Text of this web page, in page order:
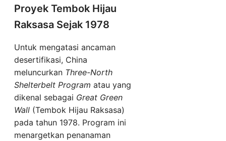
Proyek Tembok Hijau
Raksasa Sejak 1978
Untuk mengatasi ancaman
desertifikasi, China
meluncurkan Three-North
Shelterbelt Program atau yang
dikenal sebagai Great Green
Wall (Tembok Hijau Raksasa)
pada tahun 1978. Program ini
menargetkan penanaman